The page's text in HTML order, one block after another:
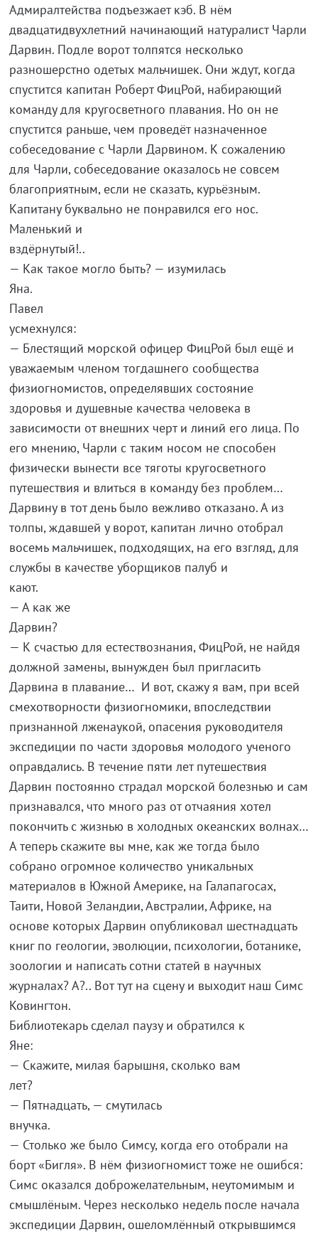
Адмиралтейства подъезжает кэб. В нём
двадцатидвухлетний начинающий натуралист Чарли
Дарвин. Подле ворот толпятся несколько
разношерстно одетых мальчишек. Они ждут, когда
спустится капитан Роберт ФицРой, набирающий
команду для кругосветного плавания. Но он не
спустится раньше, чем проведёт назначенное
собеседование с Чарли Дарвином. К сожалению
для Чарли, собеседование оказалось не совсем
благоприятным, если не сказать, курьёзным.
Капитану буквально не понравился его нос.
Маленький и
— Как такое могло быть? — изумилась
Павел
— Блестящий морской офицер ФицРой был ещё и
уважаемым членом тогдашнего сообщества
физиогномистов, определявших состояние
здоровья и душевные качества человека в
зависимости от внешних черт и линий его лица. По
его мнению, Чарли с таким носом не способен
физически вынести все тяготы кругосветного
путешествия и влиться в команду без проблем…
Дарвину в тот день было вежливо отказано. А из
толпы, ждавшей у ворот, капитан лично отобрал
восемь мальчишек, подходящих, на его взгляд, для
службы в качестве уборщиков палуб и
— А как же
— К счастью для естествознания, ФицРой, не найдя
должной замены, вынужден был пригласить
Дарвина в плавание… И вот, скажу я вам, при всей
смехотворности физиогномики, впоследствии
признанной лженаукой, опасения руководителя
экспедиции по части здоровья молодого ученого
оправдались. В течение пяти лет путешествия
Дарвин постоянно страдал морской болезнью и сам
признавался, что много раз от отчаяния хотел
покончить с жизнью в холодных океанских волнах…
А теперь скажите вы мне, как же тогда было
собрано огромное количество уникальных
материалов в Южной Америке, на Галапагосах,
Таити, Новой Зеландии, Австралии, Африке, на
основе которых Дарвин опубликовал шестнадцать
книг по геологии, эволюции, психологии, ботанике,
зоологии и написать сотни статей в научных
журналах? А?.. Вот тут на сцену и выходит наш Симс
Ковингтон.
Библиотекарь сделал паузу и обратился к
— Скажите, милая барышня, сколько вам
— Пятнадцать, — смутилась
— Столько же было Симсу, когда его отобрали на
борт «Бигля». В нём физиогномист тоже не ошибся:
Симс оказался доброжелательным, неутомимым и
смышлёным. Через несколько недель после начала
экспедиции Дарвин, ошеломлённый открывшимся